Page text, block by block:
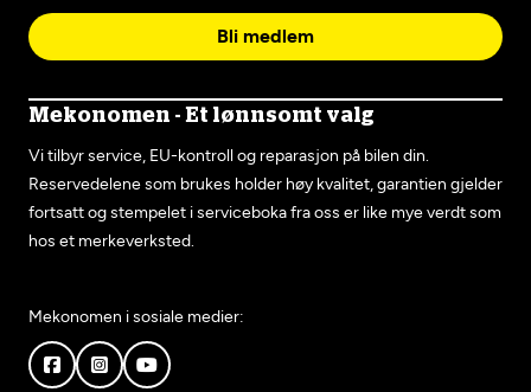
Bli medlem
Mekonomen - Et lønnsomt valg
Vi tilbyr service, EU-kontroll og reparasjon på bilen din.
Reservedelene som brukes holder høy kvalitet, garantien gjelder
fortsatt og stempelet i serviceboka fra oss er like mye verdt som
hos et merkeverksted.
Mekonomen i sosiale medier: